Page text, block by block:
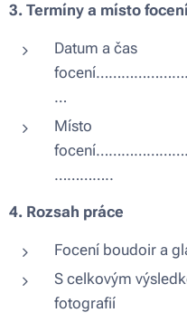
3. Termíny a místo
Datum a čas
…
Místo
…………..
4. Rozsah práce
Focení boudoir a
S celkovým
fotografií